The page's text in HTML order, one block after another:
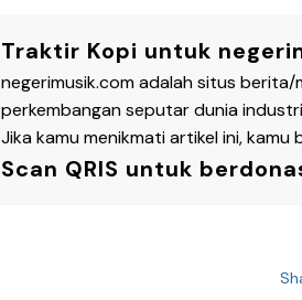
Traktir Kopi untuk
negerimusik.com adalah situs
perkembangan seputar dunia
Jika kamu menikmati artikel ini, kamu
Scan QRIS untuk